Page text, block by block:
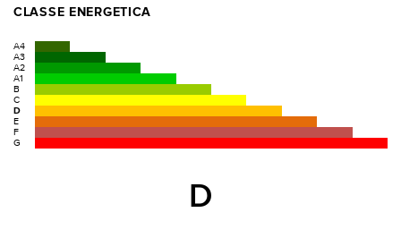
CLASSE ENERGETICA
A4
A3
A2
A1
B
C
D
E
F
G
D